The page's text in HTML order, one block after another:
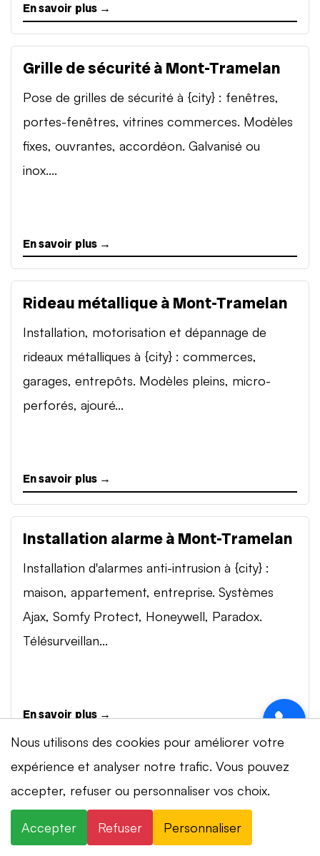
En savoir plus →
Grille de sécurité à Mont-Tramelan
Pose de grilles de sécurité à {city} : fenêtres,
portes-fenêtres, vitrines commerces. Modèles
fixes, ouvrantes, accordéon. Galvanisé ou
inox....
En savoir plus →
Rideau métallique à Mont-Tramelan
Installation, motorisation et dépannage de
rideaux métalliques à {city} : commerces,
garages, entrepôts. Modèles pleins, micro-
perforés, ajouré...
En savoir plus →
Installation alarme à Mont-Tramelan
Installation d'alarmes anti-intrusion à {city} :
maison, appartement, entreprise. Systèmes
Ajax, Somfy Protect, Honeywell, Paradox.
Télésurveillan...
En savoir plus →
Vidéosurveillance à Mont-Tramelan
Installation de systèmes de vidéosurveillance à
{city} : caméras IP 4K, visionnage smartphone,
Nous utilisons des cookies pour améliorer votre
expérience et analyser notre trafic. Vous pouvez
accepter, refuser ou personnaliser vos choix.
Accepter Refuser Personnaliser